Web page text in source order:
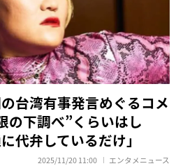
台湾有事発言めぐるコメ
の下調べ”くらいはし
代弁しているだけ」
2025/11/20 11:00 エンタメニュース